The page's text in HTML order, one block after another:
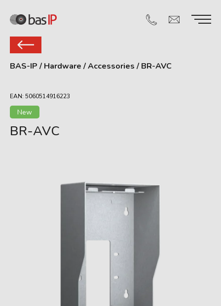
BAS-IP / Hardware /Accessories / BR-AVC
EAN: 5060514916223
New
BR-AVС